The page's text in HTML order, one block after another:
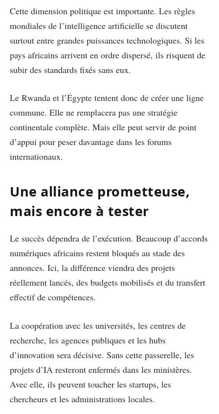
Cette dimension politique est importante. Les règles
mondiales de l’intelligence artificielle se discutent
surtout entre grandes puissances technologiques. Si les
pays africains arrivent en ordre dispersé, ils risquent de
subir des standards fixés sans eux.
Le Rwanda et l’Égypte tentent donc de créer une ligne
commune. Elle ne remplacera pas une stratégie
continentale complète. Mais elle peut servir de point
d’appui pour peser davantage dans les forums
internationaux.
Une alliance prometteuse,
mais encore à tester
Le succès dépendra de l’exécution. Beaucoup d’accords
numériques africains restent bloqués au stade des
annonces. Ici, la différence viendra des projets
réellement lancés, des budgets mobilisés et du transfert
effectif de compétences.
La coopération avec les universités, les centres de
recherche, les agences publiques et les hubs
d’innovation sera décisive. Sans cette passerelle, les
projets d’IA resteront enfermés dans les ministères.
Avec elle, ils peuvent toucher les startups, les
chercheurs et les administrations locales.